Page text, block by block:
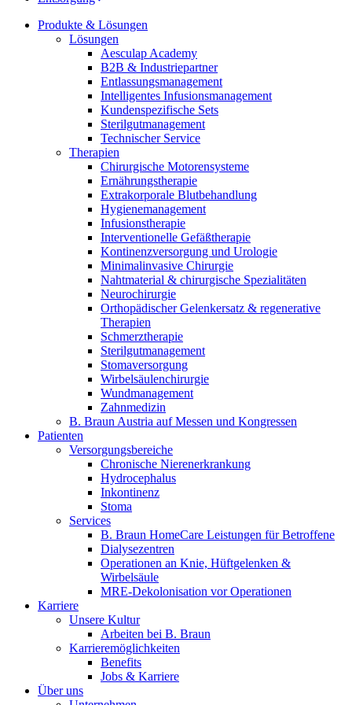
Therapien
B. Braun Austria auf Messen und Kongressen
Produkt-Katalog
Finden Sie das Produkt, nach dem Sie suchen. Besuchen Sie
den B. Braun Produktkatalog mit unserem kompletten
Wir koordinieren Ihre medizinische Versorgung nach der
Entlassung aus dem Krankenhaus. Weitere Informationen
finden Sie auf unserer Seite zur häuslichen Pflege.
Medien
Innovation Hub
Lassen Sie uns gemeinsam Innovationen in der
Medizintechnik vorantreiben. Erfahren Sie mehr über unser
Innovationszentrum und präsentieren Sie Ihre Idee.
Produkte & Lösungen
Lösungen
Aesculap Academy
B2B & Industriepartner
Entlassungsmanagement
Intelligentes Infusionsmanagement
Kundenspezifische Sets
Sterilgutmanagement
Technischer Service
Therapien
Chirurgische Motorensysteme
Ernährungstherapie
Extrakorporale Blutbehandlung
Hygienemanagement
Infusionstherapie
Interventionelle Gefäßtherapie
Kontinenzversorgung und Urologie
Minimalinvasive Chirurgie
Nahtmaterial & chirurgische Spezialitäten
Neurochirurgie
Orthopädischer Gelenkersatz & regenerative
Therapien
Schmerztherapie
Sterilgutmanagement
Stomaversorgung
Wirbelsäulenchirurgie
Wundmanagement
Zahnmedizin
B. Braun Austria auf Messen und Kongressen
Patienten
Versorgungsbereiche
Chronische Nierenerkrankung
Hydrocephalus
Inkontinenz
Stoma
Services
B. Braun HomeCare Leistungen für Betroffene
Dialysezentren
Operationen an Knie, Hüftgelenken &
Wirbelsäule
MRE-Dekolonisation vor Operationen
Karriere
Unsere Kultur
Arbeiten bei B. Braun
Karrieremöglichkeiten
Benefits
Jobs & Karriere
Über uns